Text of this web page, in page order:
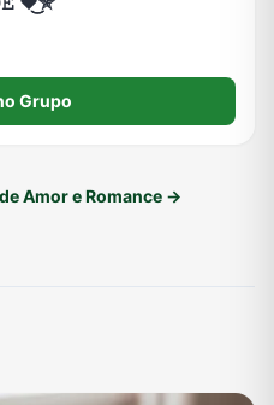
Grupo
Amor e Romance →